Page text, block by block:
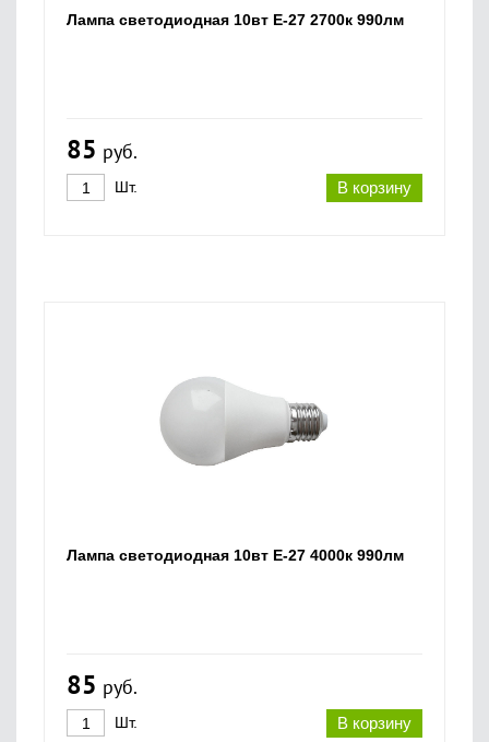
Лампа светодиодная 10вт Е-27 2700к 990лм
85 руб.
В корзину
Шт.
Лампа светодиодная 10вт Е-27 4000к 990лм
85 руб.
В корзину
Шт.